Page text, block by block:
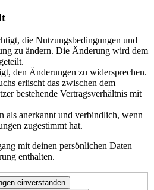
die Nutzungsbedingungen und
zu ändern. Die Änderung wird dem
den Änderungen zu widersprechen.
erlischt das zwischen dem
bestehende Vertragsverhältnis mit
als anerkannt und verbindlich, wenn
zugestimmt hat.
mit deinen persönlichen Daten
enthalten.